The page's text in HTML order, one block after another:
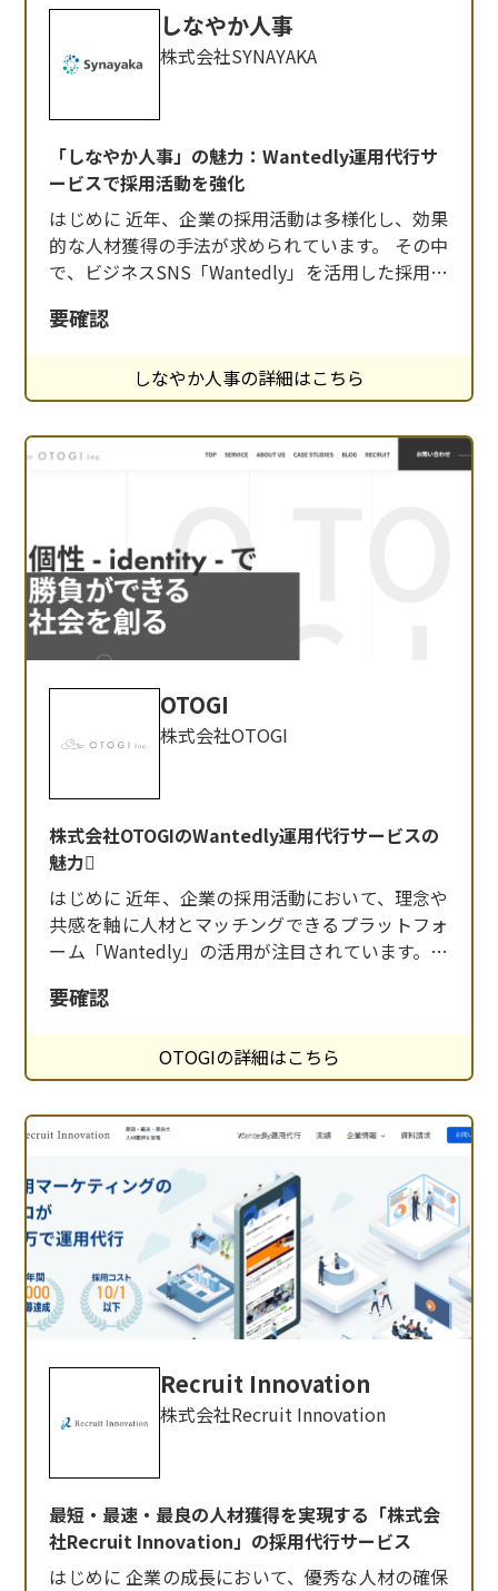
しなやか人事
株式会社SYNAYAKA
「しなやか人事」の魅力：Wantedly運用代行サ
ービスで採用活動を強化
はじめに 近年、企業の採用活動は多様化し、効果
的な人材獲得の手法が求められています。 その中
で、ビジネスSNS「Wantedly」を活用した採用活
には専門的な知識と経験が必要です。 「しなやか
人事」は、Wantedlyの運用代行を通じて、企業の
採用活動をサポートするサービスを提供していま
す。 「しなやか人事」とは
要確認
しなやか人事の詳細はこちら
OTOGI
株式会社OTOGI
株式会社OTOGIのWantedly運用代行サービスの
魅力
はじめに 近年、企業の採用活動において、理念や
共感を軸に人材とマッチングできるプラットフォ
ーム「Wantedly」の活用が注目されています。し
取り組みが必要です。 そこで、Wantedlyの運用代
行サービスを提供する「株式会社OTOGI」のサー
ビスをご紹介します。 株式会社OTOGIとは 株式
会社OTOGIは、「個
要確認
OTOGIの詳細はこちら
Recruit Innovation
株式会社Recruit Innovation
最短・最速・最良の人材獲得を実現する「株式会
社Recruit Innovation」の採用代行サービス
はじめに 企業の成長において、優秀な人材の確保